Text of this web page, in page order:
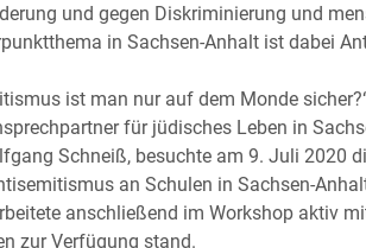
und gegen Diskriminierung und
in Sachsen-Anhalt ist dabei
ist man nur auf dem Monde
für jüdisches Leben in
Schneiß, besuchte am 9. Juli 2020
an Schulen in Sachsen-
anschließend im Workshop aktiv
zur Verfügung stand.